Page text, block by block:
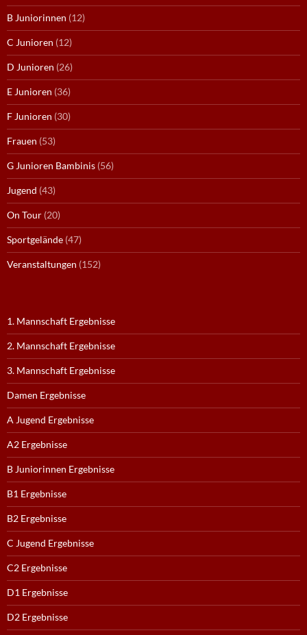
B Juniorinnen (12)
C Junioren (12)
D Junioren (26)
E Junioren (36)
F Junioren (30)
Frauen (53)
G Junioren Bambinis (56)
Jugend (43)
On Tour (20)
Sportgelände (47)
Veranstaltungen (152)
1. Mannschaft Ergebnisse
2. Mannschaft Ergebnisse
3. Mannschaft Ergebnisse
Damen Ergebnisse
A Jugend Ergebnisse
A2 Ergebnisse
B Juniorinnen Ergebnisse
B1 Ergebnisse
B2 Ergebnisse
C Jugend Ergebnisse
C2 Ergebnisse
D1 Ergebnisse
D2 Ergebnisse